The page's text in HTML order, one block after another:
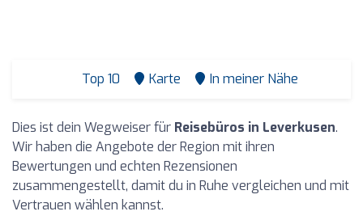
Top 10 Karte In meiner Nähe
Dies ist dein Wegweiser für Reisebüros in Leverkusen.
Wir haben die Angebote der Region mit ihren
Bewertungen und echten Rezensionen
zusammengestellt, damit du in Ruhe vergleichen und mit
Vertrauen wählen kannst.